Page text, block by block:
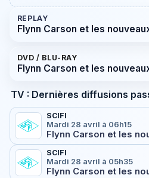
REPLAY
Flynn Carson et les
DVD / BLU-RAY
Flynn Carson et les
TV : Dernières diffusions
SCIFI
Mardi 28 avril à 06h15
SCIFI
Mardi 28 avril à 05h35